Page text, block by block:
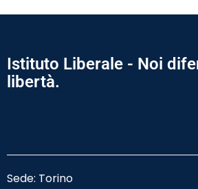
Istituto Liberale - Noi
libertà.
Sede: Torino